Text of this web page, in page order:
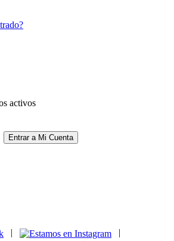
activos
Entrar a Mi Cuenta